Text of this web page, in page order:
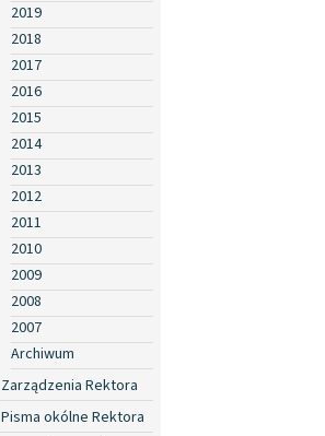
2019
2018
2017
2016
2015
2014
2013
2012
2011
2010
2009
2008
2007
Archiwum
Zarządzenia Rektora
Pisma okólne Rektora